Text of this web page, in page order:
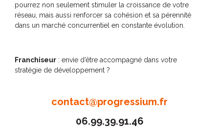
pourrez non seulement stimuler la croissance de votre
réseau, mais aussi renforcer sa cohésion et sa pérennité
dans un marché concurrentiel en constante évolution.
Franchiseur : envie d’être accompagné dans votre
stratégie de développement ?
contact@progressium.fr
06.99.39.91.46